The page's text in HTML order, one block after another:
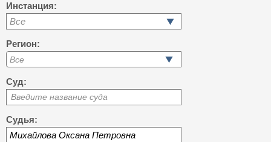
Инстанция:
Все
Регион:
Суд:
Введите название суда
Судья: